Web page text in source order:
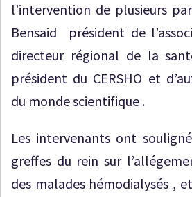
l’intervention de plusieurs
Bensaid président de
directeur régional de la
président du CERSHO et
du monde scientifique .
Les intervenants ont
greffes du rein sur
des malades hémodialysés ,